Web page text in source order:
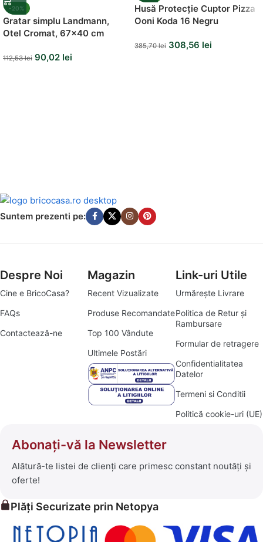
-20%
Gratar simplu Landmann,
Otel Cromat, 67×40 cm
112,53lei 90,02 lei
Husă Protecție Cuptor Pizza
Ooni Koda 16 Negru
385,70lei 308,56 lei
Suntem prezenti pe:
Despre Noi
Cine e BricoCasa?
FAQs
Contactează-ne
Magazin
Recent Vizualizate
Produse Recomandate
Top 100 Vândute
Ultimele Postări
Link-uri Utile
Urmărește Livrare
Politica de Retur și
Rambursare
Formular de retragere
Confidentialitatea
Datelor
Termeni si Conditii
Politică cookie-uri (UE)
Abonați-vă la Newsletter
Alătură-te listei de clienți care primesc constant noutăți și
oferte!
Plăți Securizate prin Netopya